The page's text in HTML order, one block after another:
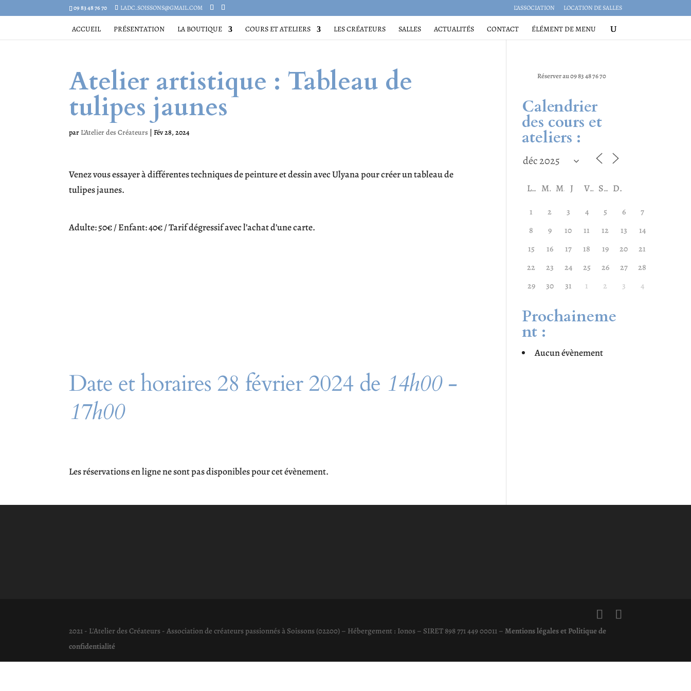
09 83 48 76 70 LADC.SOISSONS@GMAIL.COM L’ASSOCIATION LOCATION DE SALLES
ACCUEIL PRÉSENTATION LA BOUTIQUE COURS ET ATELIERS LES CRÉATEURS SALLES ACTUALITÉS CONTACT ÉLÉMENT DE MENU
Atelier artistique : Tableau de
tulipes jaunes
par L'Atelier des Créateurs |Fév 28, 2024
Venez vous essayer à différentes techniques de peinture et dessin avec Ulyana pour créer un tableau de
tulipes jaunes.
Adulte: 50€ / Enfant: 40€ / Tarif dégressif avec l’achat d’une carte.
Date et horaires 28 février 2024 de 14h00 -
17h00
Les réservations en ligne ne sont pas disponibles pour cet évènement.
Réserver au 09 83 48 76 70
Calendrier
des cours et
ateliers :
L M M J V S D
1 2 3 4 5 6
7
8
9 10 11 12 13
14
15
16 17 18 19 20
21
22
23 24 25 26 27
28
29
30 31 1 2 3 4
Prochaineme
nt :
Aucun évènement
2021 - L'Atelier des Créateurs - Association de créateurs passionnés à Soissons (02200) – Hébergement : Ionos – SIRET 898 771 449 00011 –Mentions légales et Politique de
confidentialité